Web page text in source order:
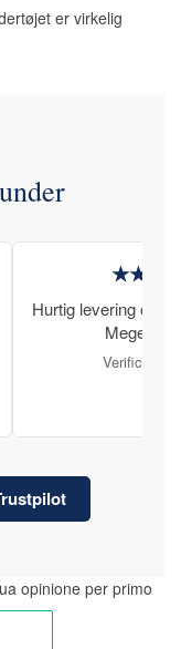
er virkelig
Hurtig levering og
Meget
Verificeret
opinione per primo